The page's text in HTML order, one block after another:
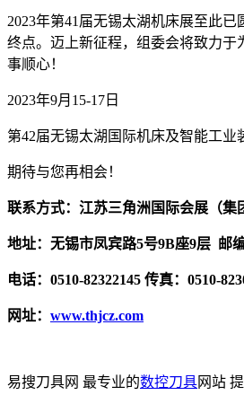
2023年第41届无锡太湖机床展至此
终点。迈上新征程，组委会将致力
事顺心！
2023年9月15-17日
第42届无锡太湖国际机床及智能工业
期待与您再相会！
联系方式：江苏三角洲国际会展（集
地址：无锡市凤宾路5号9B座9层 邮
电话：0510-82322145 传真：0510-
网址： www.thjcz.com
易搜刀具网 最专业的数控刀具网站